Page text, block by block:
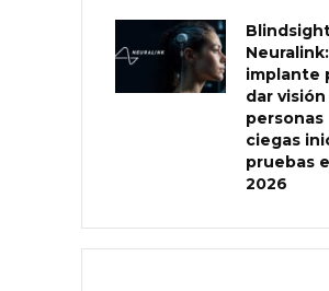
implante
dar visión
personas
ciegas
pruebas
2026